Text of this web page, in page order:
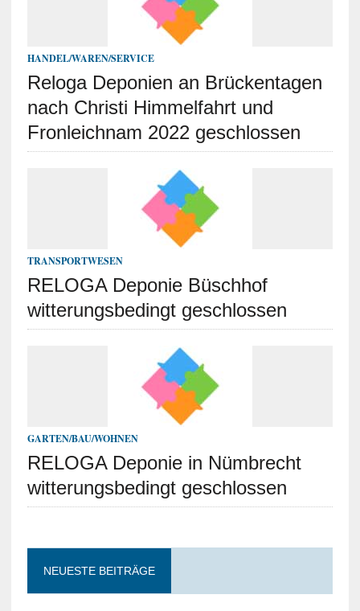
HANDEL/WAREN/SERVICE
Reloga Deponien an Brückentagen
nach Christi Himmelfahrt und
Fronleichnam 2022 geschlossen
TRANSPORTWESEN
RELOGA Deponie Büschhof
witterungsbedingt geschlossen
GARTEN/BAU/WOHNEN
RELOGA Deponie in Nümbrecht
witterungsbedingt geschlossen
NEUESTE BEITRÄGE